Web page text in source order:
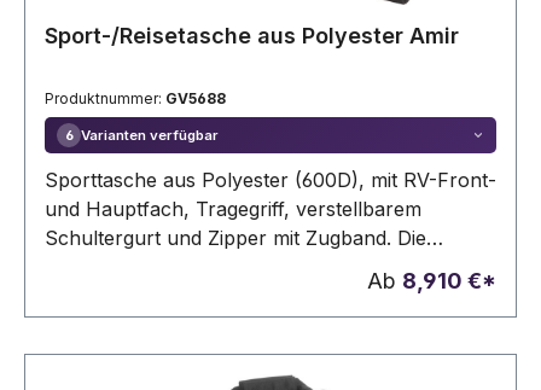
Sport-/Reisetasche aus Polyester Amir
Produktnummer: GV5688
6 Varianten verfügbar
Sporttasche aus Polyester (600D), mit RV-Front-
und Hauptfach, Tragegriff, verstellbarem
Schultergurt und Zipper mit Zugband. Die
Ab 8,910 €*